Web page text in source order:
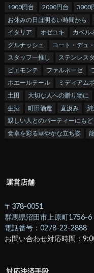
1000円台 2000円台 3000
お休みの日は明るい時間から
イタリア
オゼユキ カベル
グルナッシュ
コート・デュ
スタッフ一推し
ステンレス
ピエモンテ
ファルネーゼ
ホエールテール
ミディアム
土田
大切な人への贈り物に
生酒
町田酒造 直汲み
親しい人とのパーティーにも
食卓を彩る華やかな立ち姿
運営店舗
〒378-0051
群馬県沼田市上原町1756-6
電話番号：0278-22-2888
お問い合わせ対応時間：
対応決済手段